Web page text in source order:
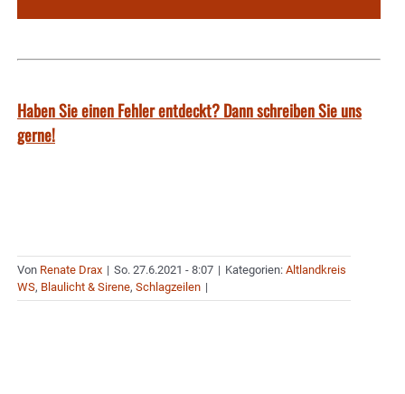
Haben Sie einen Fehler entdeckt? Dann schreiben Sie uns
gerne!
Von Renate Drax | So. 27.6.2021 - 8:07 | Kategorien: Altlandkreis
WS, Blaulicht & Sirene, Schlagzeilen |